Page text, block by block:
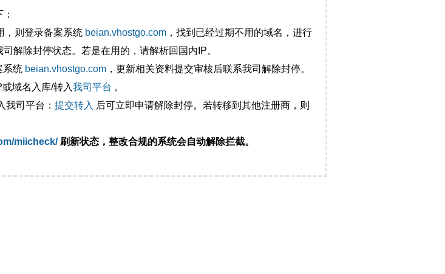
，则登录备案系统 beian.vhostgo.com ，找到已经过期不用的域名，进行
解除封停状态。若是在用的，请解析回国内IP。
系统 beian.vhostgo.com ，更新相关资料提交审核后联系我司解除封停。
域名入库/转入我司平台 。
我司平台： 提交转入 后可立即申请解除封停。若转移到其他注册商，则
miicheck/刷新状态，整改合规的系统会自动解除拦截。